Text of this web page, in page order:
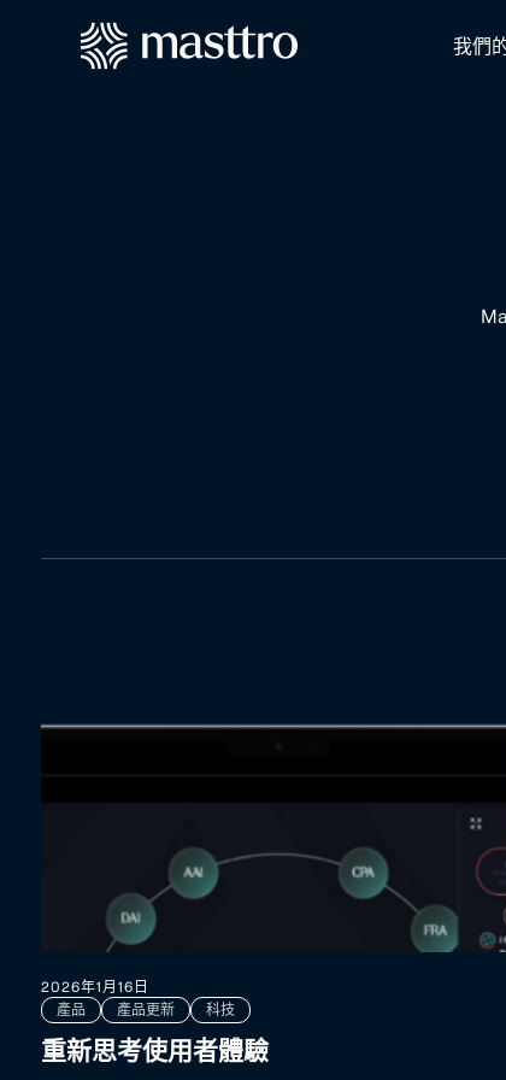
我們
2026年1月16日
產品
產品更新 科技
重新思考使用者體驗